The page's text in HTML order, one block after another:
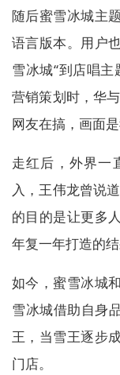
随后蜜雪冰城主
语言版本。用户
雪冰城“到店唱
营销策划时，华
网友在搞，画面是
走红后，外界一
入，王伟龙曾说
的目的是让更多
年复一年打造的
如今，蜜雪冰城
雪冰城借助自身
王，当雪王逐步
门店。